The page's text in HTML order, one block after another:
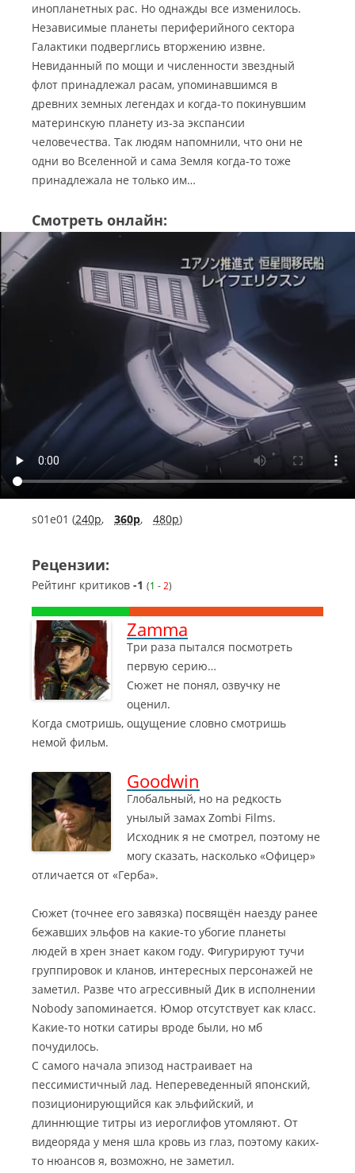
инопланетных рас. Но однажды все изменилось.
Независимые планеты периферийного сектора
Галактики подверглись вторжению извне.
Невиданный по мощи и численности звездный
флот принадлежал расам, упоминавшимся в
древних земных легендах и когда-то покинувшим
материнскую планету из-за экспансии
человечества. Так людям напомнили, что они не
одни во Вселенной и сама Земля когда-то тоже
принадлежала не только им…
Смотреть онлайн:
s01e01 (240p, 360p, 480p)
Рецензии:
Рейтинг критиков -1 (1 - 2)
Zamma
Три раза пытался посмотреть
первую серию…
Сюжет не понял, озвучку не
оценил.
Когда смотришь, ощущение словно смотришь
немой фильм.
Goodwin
Глобальный, но на редкость
унылый замах Zombi Films.
Исходник я не смотрел, поэтому не
могу сказать, насколько «Офицер»
отличается от «Герба».
Сюжет (точнее его завязка) посвящён наезду ранее
бежавших эльфов на какие-то убогие планеты
людей в хрен знает каком году. Фигурируют тучи
группировок и кланов, интересных персонажей не
заметил. Разве что агрессивный Дик в исполнении
Nobody запоминается. Юмор отсутствует как класс.
Какие-то нотки сатиры вроде были, но мб
почудилось.
С самого начала эпизод настраивает на
пессимистичный лад. Непереведенный японский,
позиционирующийся как эльфийский, и
длиннющие титры из иероглифов утомляют. От
видеоряда у меня шла кровь из глаз, поэтому каких-
то нюансов я, возможно, не заметил.